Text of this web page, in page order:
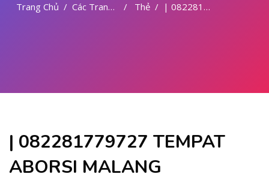
Trang Chủ Các Trang Của Hệ Thống Thẻ | 082281779727 TEMPAT ABORSI MALANG
| 082281779727 TEMPAT
ABORSI MALANG